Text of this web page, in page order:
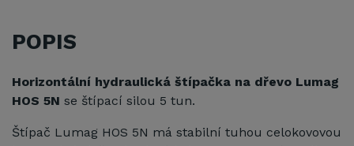
POPIS
Horizontální hydraulická štípačka na dřevo Lumag
HOS 5N se štípací silou 5 tun.
Štípač Lumag HOS 5N má stabilní tuhou celokovovou